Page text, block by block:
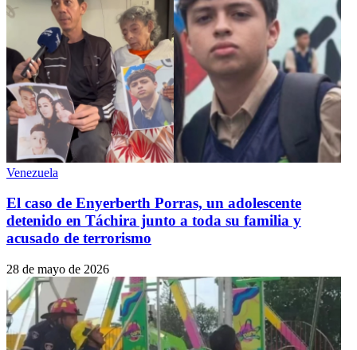
Venezuela
El caso de Enyerberth Porras, un adolescente
detenido en Táchira junto a toda su familia y
acusado de terrorismo
28 de mayo de 2026